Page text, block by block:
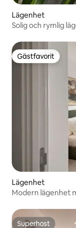
Lägenhet
Solig och rymlig
Gästfavorit
Gästfavorit
Lägenhet
Modern lägenhet
Superhost